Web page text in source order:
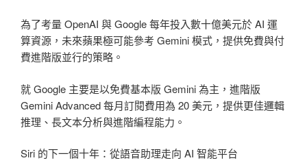
為了考量 OpenAI 與 Google 每年投入數十億美元於 AI 運
算資源，未來蘋果極可能參考 Gemini 模式，提供免費與付
費進階版並行的策略。
就 Google 主要是以免費基本版 Gemini 為主，進階版
Gemini Advanced 每月訂閱費用為 20 美元，提供更佳邏輯
推理、長文本分析與進階編程能力。
Siri 的下一個十年：從語音助理走向 AI 智能平台